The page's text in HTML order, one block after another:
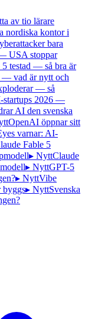
av tio lärare
nordiska kontor i
bara
USA stoppar
5 testad — så bra är
— vad är nytt och
— så
startups 2026 —
AI den svenska
OpenAI öppnar sitt
varnar: AI-
Fable 5
▸ NyttClaude
▸ NyttGPT-5
▸ NyttVibe
byggs▸ NyttSvenska